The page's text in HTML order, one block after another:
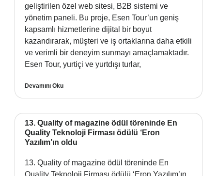
geliştirilen özel web sitesi, B2B sistemi ve
yönetim paneli. Bu proje, Esen Tour’un geniş
kapsamlı hizmetlerine dijital bir boyut
kazandırarak, müşteri ve iş ortaklarına daha etkili
ve verimli bir deneyim sunmayı amaçlamaktadır.
Esen Tour, yurtiçi ve yurtdışı turlar,
Devamını Oku
13. Quality of magazine ödül töreninde En
Quality Teknoloji Firması ödülü ‘Eron
Yazılım’ın oldu
13. Quality of magazine ödül töreninde En
Quality Teknoloji Firması ödülü ‘Eron Yazılım’ın